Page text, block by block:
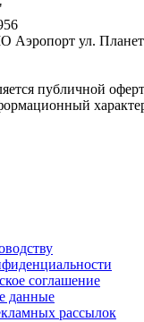
Аэропорт ул.
публичной
соглашение
данные
рассылок